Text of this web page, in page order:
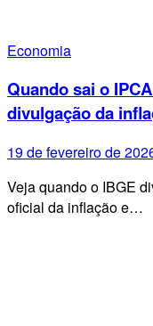
Economia
Quando sai o
divulgação da
19 de fevereiro de
Veja quando o IBGE
oficial da inflação e…